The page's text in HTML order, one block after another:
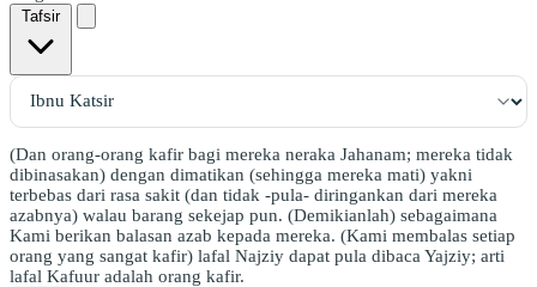
Tafsir
(Dan orang-orang kafir bagi mereka neraka Jahanam; mereka tidak
dibinasakan) dengan dimatikan (sehingga mereka mati) yakni
terbebas dari rasa sakit (dan tidak -pula- diringankan dari mereka
azabnya) walau barang sekejap pun. (Demikianlah) sebagaimana
Kami berikan balasan azab kepada mereka. (Kami membalas setiap
orang yang sangat kafir) lafal Najziy dapat pula dibaca Yajziy; arti
lafal Kafuur adalah orang kafir.